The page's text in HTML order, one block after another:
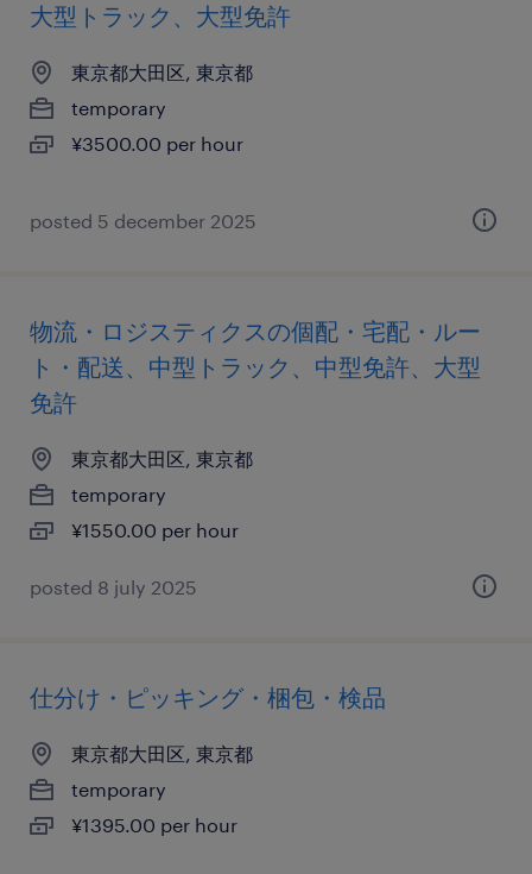
大型トラック、大型免許
東京都大田区, 東京都
temporary
¥3500.00 per hour
posted 5 december 2025
物流・ロジスティクスの個配・宅配・ルー
ト・配送、中型トラック、中型免許、大型
免許
東京都大田区, 東京都
temporary
¥1550.00 per hour
posted 8 july 2025
仕分け・ピッキング・梱包・検品
東京都大田区, 東京都
temporary
¥1395.00 per hour